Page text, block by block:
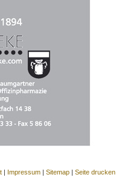
| Impressum | Sitemap | Seite drucken